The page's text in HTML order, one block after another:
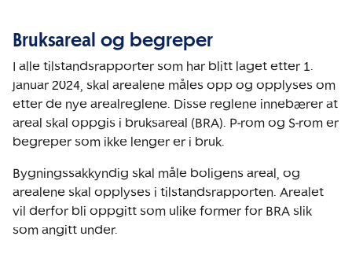
Bruksareal og begreper
I alle tilstandsrapporter som har blitt laget etter 1.
januar 2024, skal arealene måles opp og opplyses om
etter de nye arealreglene. Disse reglene innebærer at
areal skal oppgis i bruksareal (BRA). P-rom og S-rom er
begreper som ikke lenger er i bruk.
Bygningssakkyndig skal måle boligens areal, og
arealene skal opplyses i tilstandsrapporten. Arealet
vil derfor bli oppgitt som ulike former for BRA slik
som angitt under.